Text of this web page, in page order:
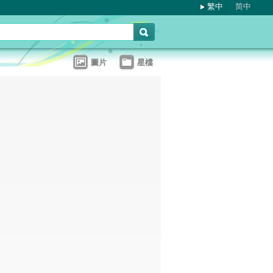
繁中 简中
圖片 星檔